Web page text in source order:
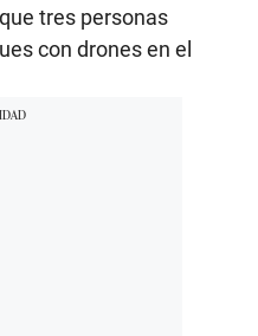
tres personas
con drones en el